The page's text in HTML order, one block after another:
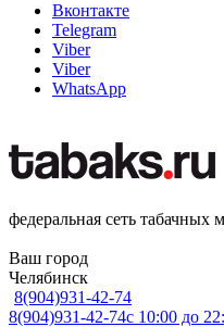
Вконтакте
Telegram
Viber
Viber
WhatsApp
федеральная сеть табачных
Ваш город
Челябинск
8(904)931-42-74
8(904)931-42-74с 10:00 до